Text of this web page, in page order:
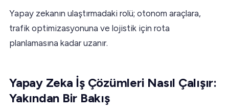
Yapay zekanın ulaştırmadaki rolü; otonom araçlara,
trafik optimizasyonuna ve lojistik için rota
planlamasına kadar uzanır.
Yapay Zeka İş Çözümleri Nasıl Çalışır:
Yakından Bir Bakış